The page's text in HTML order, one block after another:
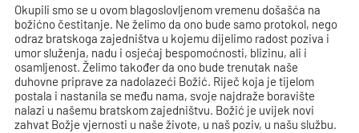
Okupili smo se u ovom blagoslovljenom vremenu došašća na
božićno čestitanje. Ne želimo da ono bude samo protokol, nego
odraz bratskoga zajedništva u kojemu dijelimo radost poziva i
umor služenja, nadu i osjećaj bespomoćnosti, blizinu, ali i
osamljenost. Želimo također da ono bude trenutak naše
duhovne priprave za nadolazeći Božić. Riječ koja je tijelom
postala i nastanila se među nama, svoje najdraže boravište
nalazi u našemu bratskom zajedništvu. Božić je uvijek novi
zahvat Božje vjernosti u naše živote, u naš poziv, u našu službu.